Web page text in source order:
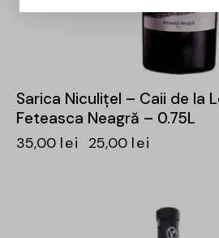
Sarica Niculițel – Caii de la
Feteasca Neagră – 0.75L
35,00 lei 25,00 lei